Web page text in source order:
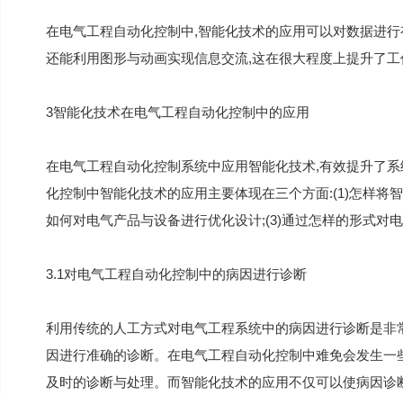
在电气工程自动化控制中,智能化技术的应用可以对数据进
还能利用图形与动画实现信息交流,这在很大程度上提升了
3智能化技术在电气工程自动化控制中的应用
在电气工程自动化控制系统中应用智能化技术,有效提升了
化控制中智能化技术的应用主要体现在三个方面:(1)怎样将
如何对电气产品与设备进行优化设计;(3)通过怎样的形式对
3.1对电气工程自动化控制中的病因进行诊断
利用传统的人工方式对电气工程系统中的病因进行诊断是
因进行准确的诊断。在电气工程自动化控制中难免会发生
及时的诊断与处理。而智能化技术的应用不仅可以使病因